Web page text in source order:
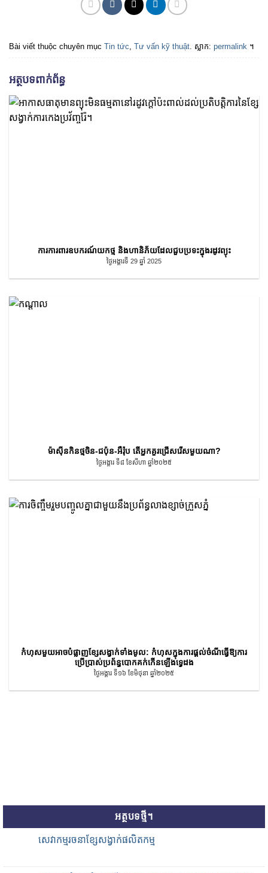
Bài viết thuộc chuyên mục Tin tức, Tư vấn kỹ thuật. ស្លាក: permalink ។
អត្ថបទពាក់ព័ន្ធ
ការការពារឧបករណ៍យកថ្ម និងហានិភ័យដែលជួបប្រទះក្នុងរដូវព្យុះ
ថ្ងៃអង្គារទី 29 ឆ្នាំ 2025
ម៉ាស៊ីនកិនថ្មចិន-ជប៉ុន-អឺរ៉ុប តើអ្នកគួរជ្រើសរើសមួយណា?
ថ្ងៃអង្គារ ទី៨ ខែសីហា ឆ្នាំ២០២៥
កំហុសមួយអាចបំផ្លាញខ្សែសង្វាក់ទាំងមូល: កំហុសក្នុងការផ្តល់ចំណីធ្វើឱ្យការ
ប្រើប្រាស់ប្រព័ន្ធបោកគក់កើនឡើងទ្វេដង
ថ្ងៃអង្គារ ទី១៦ ខែមិថុនា ឆ្នាំ២០២៥
អត្ថបទថ្មី។
សេវាកម្មរចនាខ្សែសង្វាក់ផលិតកម្ម